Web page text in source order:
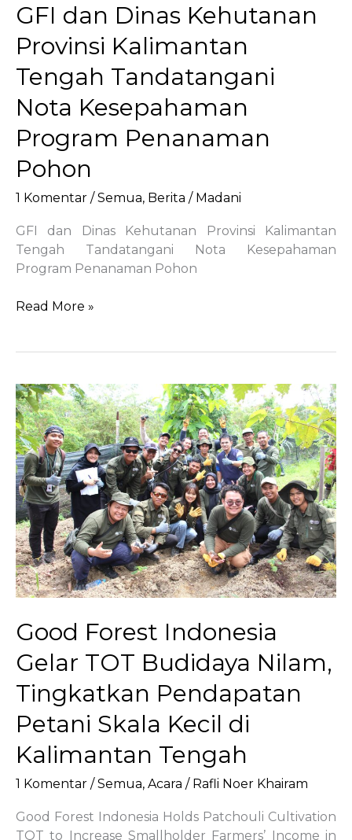
GFI dan Dinas Kehutanan
Provinsi Kalimantan
Tengah Tandatangani
Nota Kesepahaman
Program Penanaman
Pohon
1 Komentar /Semua, Berita / Madani
GFI dan Dinas Kehutanan Provinsi Kalimantan
Tengah Tandatangani Nota Kesepahaman
Program Penanaman Pohon
GFI
Provinsi
Kalimantan
Tengah
Tandatangani
Nota
Kesepahaman
Program
Penanaman
Pohon
Read More »
Good Forest Indonesia
Gelar TOT Budidaya Nilam,
Tingkatkan Pendapatan
Petani Skala Kecil di
Kalimantan Tengah
1 Komentar /Semua, Acara / Rafli Noer Khairam
Good Forest Indonesia Holds Patchouli Cultivation
TOT to Increase Smallholder Farmers’ Income in